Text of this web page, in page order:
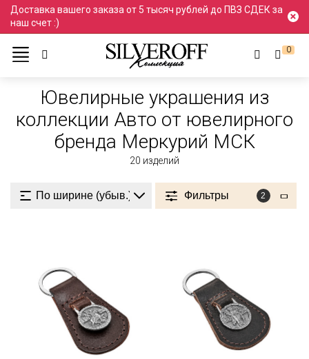
Доставка вашего заказа от 5 тысяч рублей до ПВЗ СДЕК за
наш счет :)
0
Ювелирные украшения
Коллекция Авто
Ювелирные украшения из
коллекции Авто от ювелирного
бренда Меркурий МСК
20 изделий
Фильтры 2